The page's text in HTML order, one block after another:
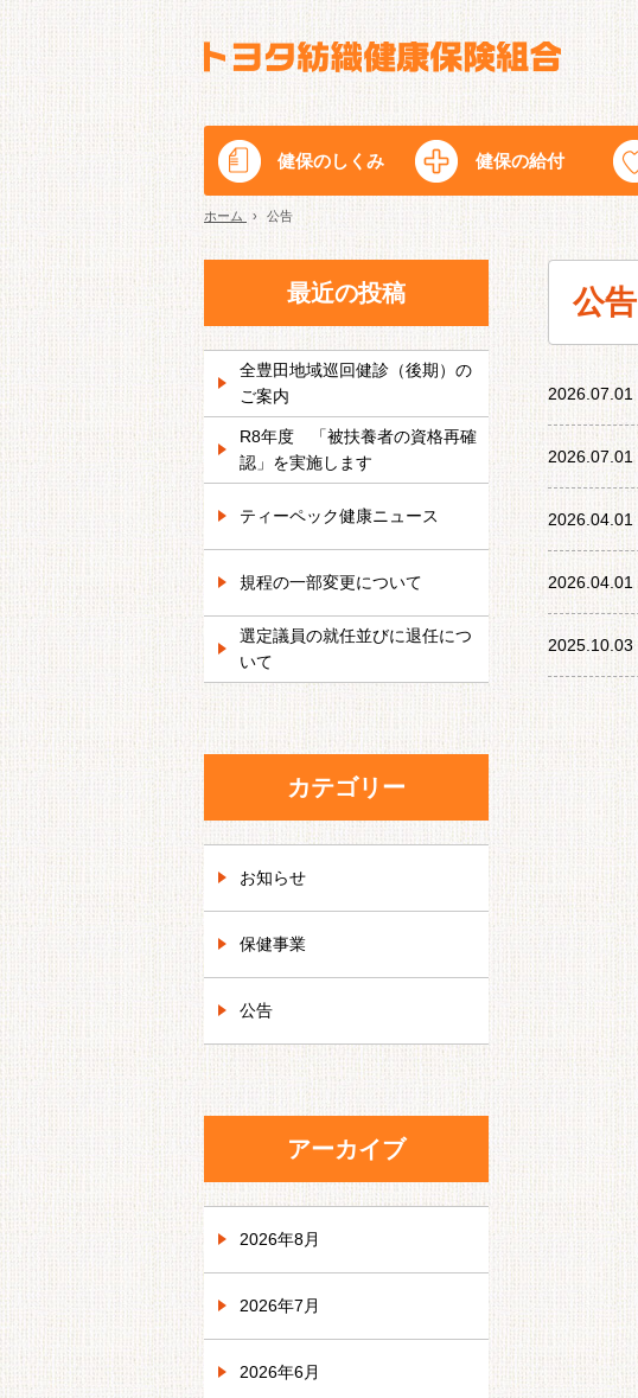
健保のしくみ 健保の給付
ホーム › 公告
公告
2026.07.01
2026.07.01
2026.04.01
2026.04.01
2025.10.03
最近の投稿
全豊田地域巡回健診（後期）の
ご案内
R8年度 「被扶養者の資格再確
認」を実施します
ティーペック健康ニュース
規程の一部変更について
選定議員の就任並びに退任につ
いて
カテゴリー
お知らせ
保健事業
公告
アーカイブ
2026年8月
2026年7月
2026年6月